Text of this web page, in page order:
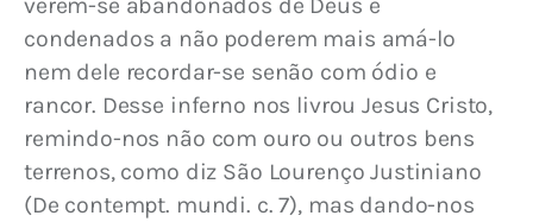
condenados a não poderem mais amá-lo
nem dele recordar-se senão com ódio e
rancor. Desse inferno nos livrou Jesus Cristo,
remindo-nos não com ouro ou outros bens
terrenos, como diz São Lourenço Justiniano
(De contempt. mundi. c. 7), mas dando-nos